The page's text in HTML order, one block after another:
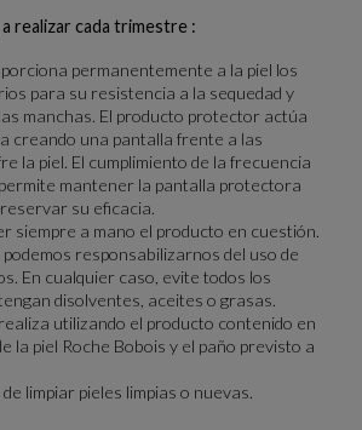
realizar cada trimestre :
permanentemente a la piel los
para su resistencia a la sequedad y
manchas. El producto protector actúa
creando una pantalla frente a las
la piel. El cumplimiento de la frecuencia
mantener la pantalla protectora
su eficacia.
siempre a mano el producto en cuestión.
responsabilizarnos del uso de
En cualquier caso, evite todos los
disolventes, aceites o grasas.
utilizando el producto contenido en
la piel Roche Bobois y el paño previsto a
limpiar pieles limpias o nuevas.